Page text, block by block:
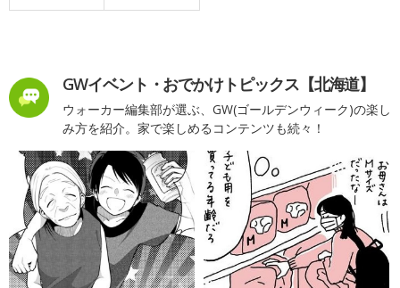
GWイベント・おでかけトピックス【北海道】
ウォーカー編集部が選ぶ、GW(ゴールデンウィーク)の楽し
み方を紹介。家で楽しめるコンテンツも続々！